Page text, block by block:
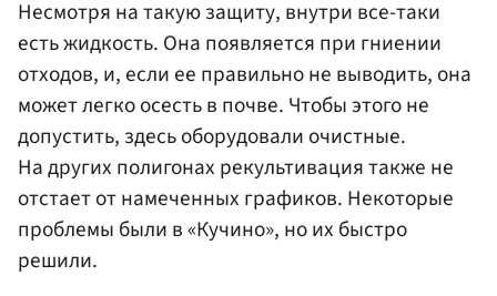
Несмотря на такую защиту, внутри все-таки
есть жидкость. Она появляется при гниении
отходов, и, если ее правильно не выводить, она
может легко осесть в почве. Чтобы этого не
допустить, здесь оборудовали очистные.
На других полигонах рекультивация также не
отстает от намеченных графиков. Некоторые
проблемы были в «Кучино», но их быстро
решили.